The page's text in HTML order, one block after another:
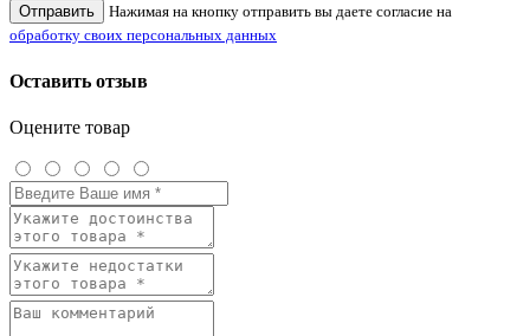
Отправить
Нажимая на кнопку отправить вы даете согласие на
обработку своих персональных данных
Оставить отзыв
Оцените товар